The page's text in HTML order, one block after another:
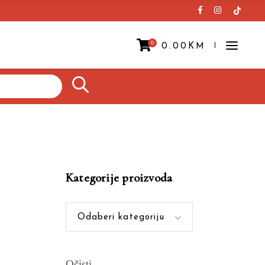
0 0.00 KM
Prazna korpa.
Kategorije proizvoda
Odaberi kategoriju